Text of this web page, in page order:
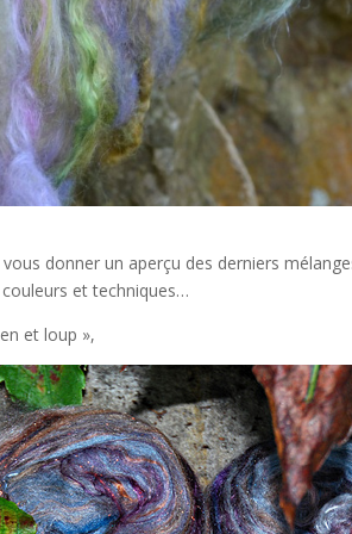
donner un aperçu des derniers
et techniques…
et loup »,